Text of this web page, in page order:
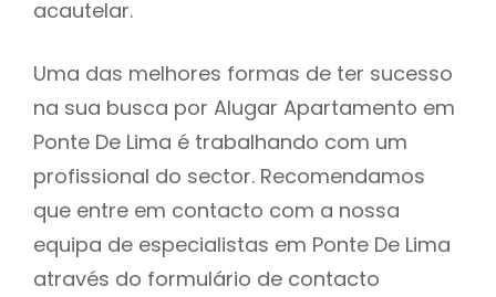
acautelar.
Uma das melhores formas de ter sucesso
na sua busca por Alugar Apartamento em
Ponte De Lima é trabalhando com um
profissional do sector. Recomendamos
que entre em contacto com a nossa
equipa de especialistas em Ponte De Lima
através do formulário de contacto